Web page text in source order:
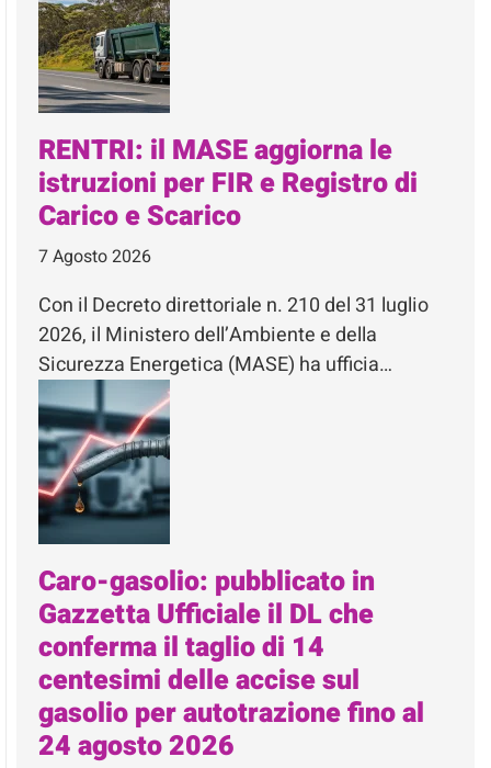
RENTRI: il MASE aggiorna le
istruzioni per FIR e Registro di
Carico e Scarico
7 Agosto 2026
Con il Decreto direttoriale n. 210 del 31 luglio
2026, il Ministero dell’Ambiente e della
Sicurezza Energetica (MASE) ha ufficia…
Caro-gasolio: pubblicato in
Gazzetta Ufficiale il DL che
conferma il taglio di 14
centesimi delle accise sul
gasolio per autotrazione fino al
24 agosto 2026